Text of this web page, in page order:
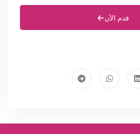
قدم الآن